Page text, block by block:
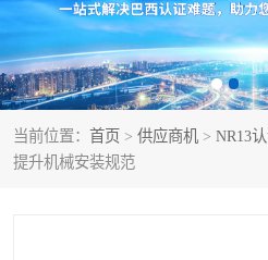
当前位置： 首页 > 供应商机 > NR13
提升机械安装规范
NR12认证
ART认证
巴西认证